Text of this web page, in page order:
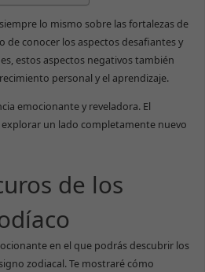
lo mismo sobre las fortalezas de
de conocer los aspectos desafiantes y
estos aspectos negativos también
personal y el aprendizaje.
emocionante y reveladora. El
un lado completamente nuevo
de los
en el que podrás descubrir los
zodiacal. Te mostraré cómo